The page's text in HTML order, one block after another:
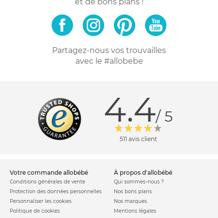
Partagez-nous vos trouvailles
avec le #allobebe
4.4/ 5
511 avis client
votre commande allobébé
Conditions générales de vente
Protection des données personnelles
Personnaliser les cookies
Politique de cookies
à propos d'allobébé
Qui sommes-nous ?
Nos bons plans
Nos marques
Mentions légales